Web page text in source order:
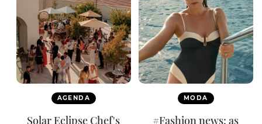
AGENDA
Solar Eclipse Chef's
MODA
#Fashion news: as